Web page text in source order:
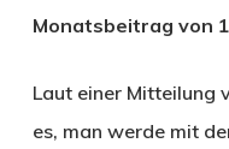
Monatsbeitrag von
Laut einer Mitteilung
es, man werde mit